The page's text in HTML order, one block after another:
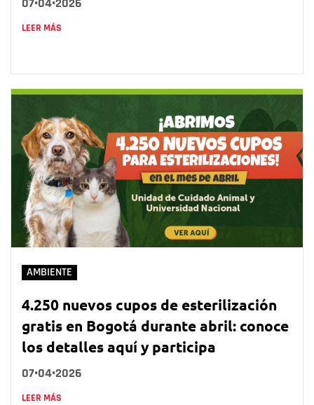
LEER MÁS
AMBIENTE
4.250 nuevos cupos de esterilización
gratis en Bogotá durante abril: conoce
los detalles aquí y participa
07•04•2026
LEER MÁS